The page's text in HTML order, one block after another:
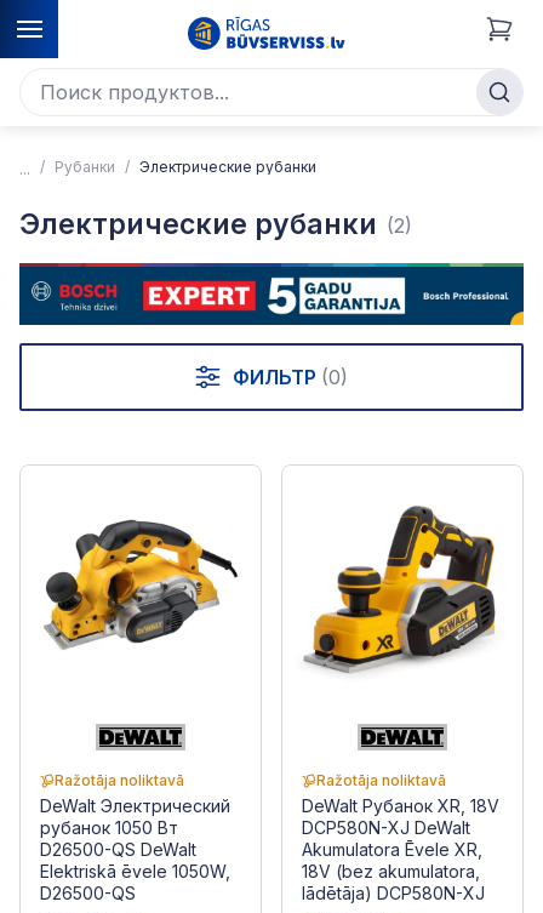
Рубанки Электрические рубанки
Электрические рубанки (2)
ФИЛЬТР (0)
Ražotāja noliktavā
DeWalt Электрический
рубанок 1050 Вт
D26500-QS DeWalt
Elektriskā ēvele 1050W,
D26500-QS
Ražotāja noliktavā
DeWalt Рубанок XR, 18V
DCP580N-XJ DeWalt
Akumulatora Ēvele XR,
18V (bez akumulatora,
lādētāja) DCP580N-XJ